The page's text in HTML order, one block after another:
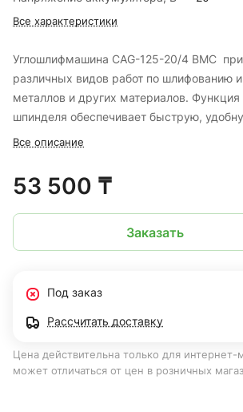
Все характеристики
Углошлифмашина CAG-125-20/4 BMC
различных видов работ по шлифованию
металлов и других материалов. Функция
шпинделя обеспечивает быструю,
замену расходного материала.
справа или сверху, распределяя вес на
делает рабочий процесс гораздо
комфортнее. Бесщеточный двигатель –
дольше время работы, компактнее
перегрева, перегрузки и глубокого
Все описание
53 500 ₸
Заказать
Под заказ
Рассчитать доставку
Цена действительна только для интернет-
может отличаться от цен в розничных